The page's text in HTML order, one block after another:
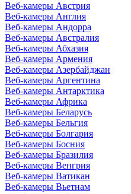
Веб-камеры Австрия
Веб-камеры Англия
Веб-камеры Андорра
Веб-камеры Австралия
Веб-камеры Абхазия
Веб-камеры Армения
Веб-камеры Азербайджан
Веб-камеры Аргентина
Веб-камеры Антарктика
Веб-камеры Африка
Веб-камеры Беларусь
Веб-камеры Бельгия
Веб-камеры Болгария
Веб-камеры Босния
Веб-камеры Бразилия
Веб-камеры Венгрия
Веб-камеры Ватикан
Веб-камеры Вьетнам